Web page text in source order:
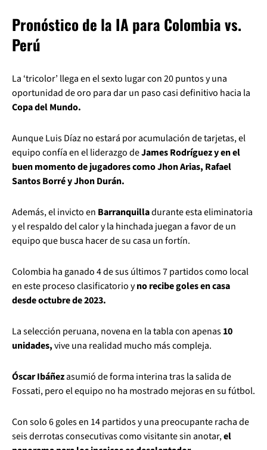
Pronóstico de la IA para Colombia vs.
Perú
La ‘tricolor’ llega en el sexto lugar con 20 puntos y una
oportunidad de oro para dar un paso casi definitivo hacia la
Copa del Mundo.
Aunque Luis Díaz no estará por acumulación de tarjetas, el
equipo confía en el liderazgo deJames Rodríguez y en el
buen momento de jugadores como Jhon Arias, Rafael
Santos Borré y Jhon Durán.
Además, el invicto en Barranquilladurante esta eliminatoria
y el respaldo del calor y la hinchada juegan a favor de un
equipo que busca hacer de su casa un fortín.
Colombia ha ganado 4 de sus últimos 7 partidos como local
en este proceso clasificatorio yno recibe goles en casa
desde octubre de 2023.
La selección peruana, novena en la tabla con apenas10
unidades,vive una realidad mucho más compleja.
Óscar Ibáñezasumió de forma interina tras la salida de
Fossati, pero el equipo no ha mostrado mejoras en su fútbol.
Con solo 6 goles en 14 partidos y una preocupante racha de
seis derrotas consecutivas como visitante sin anotar,el